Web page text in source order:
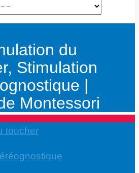
du
Stimulation
|
Montessori
toucher